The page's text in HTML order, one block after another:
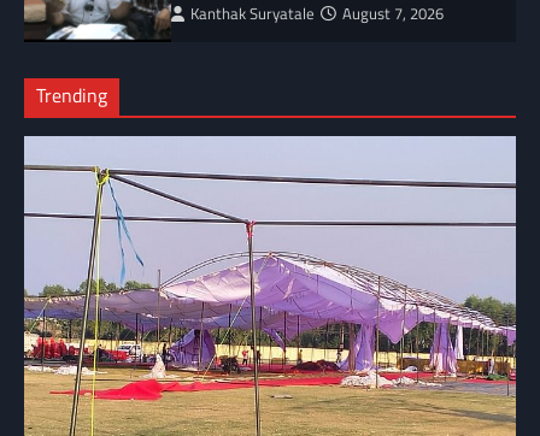
Kanthak Suryatale August 7, 2026
Trending